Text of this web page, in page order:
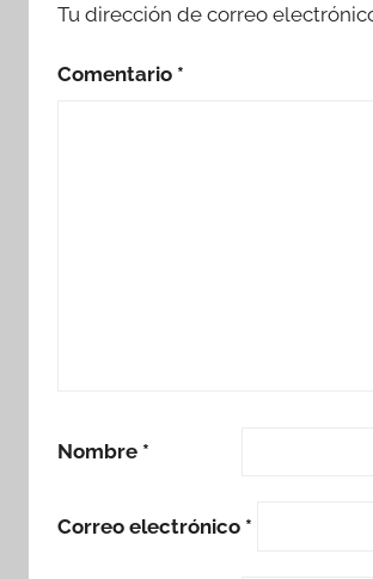
Tu dirección de correo
Comentario *
Nombre *
Correo electrónico *